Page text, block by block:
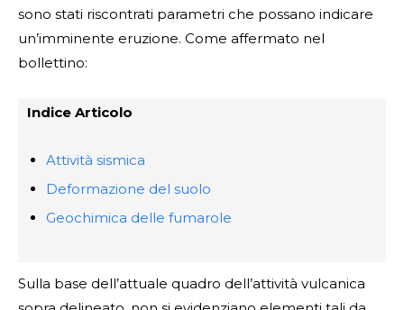
sono stati riscontrati parametri che possano indicare
un’imminente eruzione. Come affermato nel
bollettino:
Indice Articolo
Attività sismica
Deformazione del suolo
Geochimica delle fumarole
Sulla base dell’attuale quadro dell’attività vulcanica